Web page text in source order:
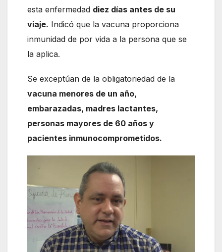
esta enfermedad diez días antes de su
viaje. Indicó que la vacuna proporciona
inmunidad de por vida a la persona que se
la aplica.
Se exceptúan de la obligatoriedad de la
vacuna menores de un año,
embarazadas, madres lactantes,
personas mayores de 60 años y
pacientes inmunocomprometidos.